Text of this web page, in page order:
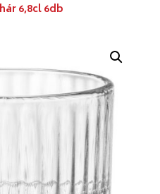
6,8cl 6db